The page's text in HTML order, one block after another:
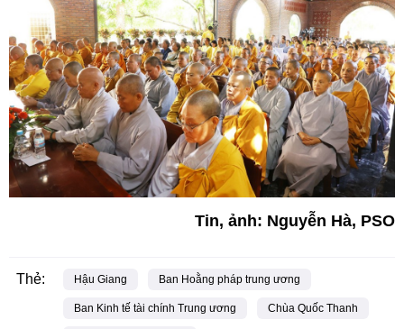
Tin, ảnh: Nguyễn Hà, PSO
Thẻ: Hậu Giang Ban Hoằng pháp trung ương
Ban Kinh tế tài chính Trung ương Chùa Quốc Thanh